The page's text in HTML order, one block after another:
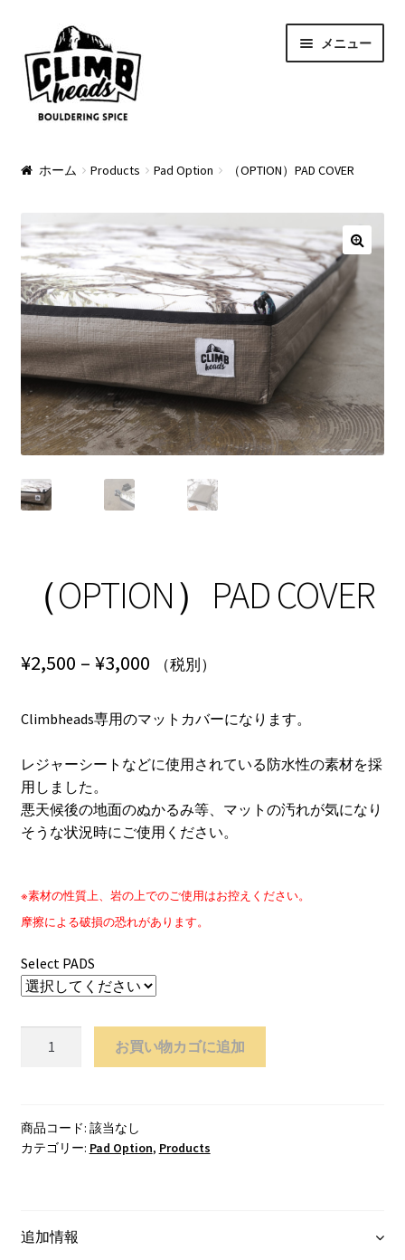
ビ
ゲ
ー
ン
キ
ッ
プ
ン
テ
ン
ス
プ
メニュー
Apparel
Bag & Accessory
Pad Option
Custom Charge
NEWS
INFO
Custom Order
Shipping
About us
FAQ
Contact
My Account
ホーム Products Pad Option （OPTION）PAD COVER
（OPTION）PAD COVER
¥2,500 – ¥3,000価
帯:
¥2,500
¥3,000
（税別）
Climbheads専用のマットカバーになります。
レジャーシートなどに使用されている防水性の素材を採
用しました。
悪天候後の地面のぬかるみ等、マットの汚れが気になり
そうな状況時にご使用ください。
※素材の性質上、岩の上でのご使用はお控えください。
摩擦による破損の恐れがあります。
Select PADS
お買い物カゴに追加
商品コード: 該当なし
カテゴリー: Pad Option, Products
追加情報